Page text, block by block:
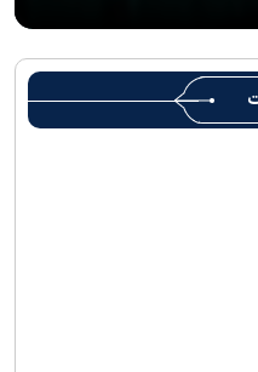
رضوی کتابخانہ اور میوزیمز
کا انعقاد
زائرین کو کھانے اور رہائش